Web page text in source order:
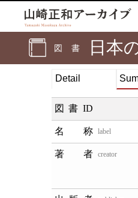
図書 日本
Detail
図書ID
label
creator